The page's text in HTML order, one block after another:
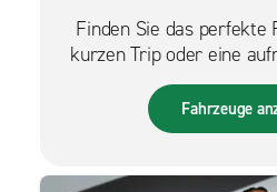
Finden Sie das perfekte
kurzen Trip oder eine
Fahrzeuge